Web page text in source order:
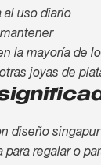
al uso diario
la mayoría de
joyas de
diseño
regalar o